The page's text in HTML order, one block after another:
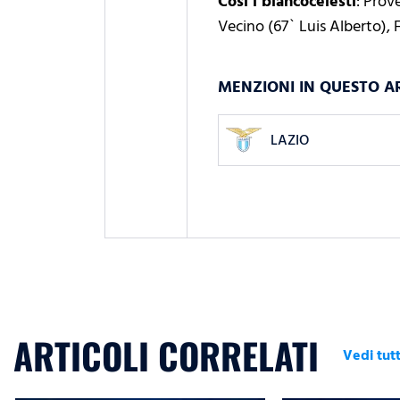
Vecino (67` Luis Alberto),
MENZIONI IN QUESTO
LAZIO
ARTICOLI CORRELATI Vedi